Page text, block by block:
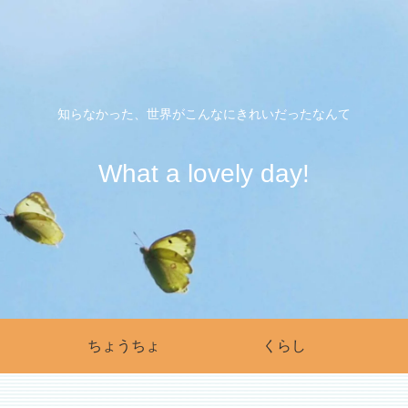
知らなかった、世界がこんなにきれいだったなんて
What a lovely day!
ちょうちょ くらし